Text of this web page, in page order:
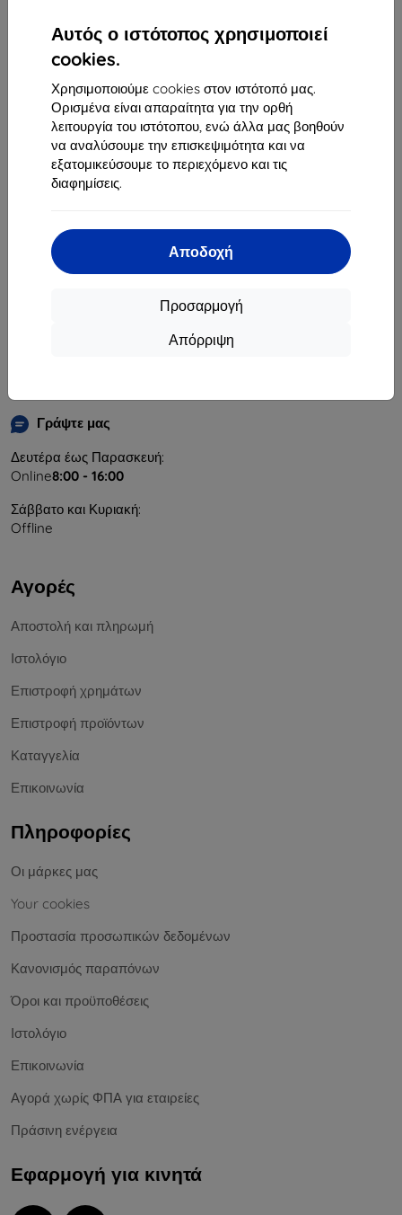
Αυτός ο ιστότοπος χρησιμοποιεί
cookies.
Χρησιμοποιούμε cookies στον ιστότοπό μας.
Ορισμένα είναι απαραίτητα για την ορθή
λειτουργία του ιστότοπου, ενώ άλλα μας βοηθούν
να αναλύσουμε την επισκεψιμότητα και να
εξατομικεύσουμε το περιεχόμενο και τις
διαφημίσεις.
Αποδοχή
Προσαρμογή
Απόρριψη
841 04 Bratislava
Αριθμός Μητρώου Εταιρείας:46701494
Γράψτε μας
Δευτέρα έως Παρασκευή:
Online8:00 - 16:00
Σάββατο και Κυριακή:
Offline
Αγορές
Αποστολή και πληρωμή
Ιστολόγιο
Επιστροφή χρημάτων
Επιστροφή προϊόντων
Καταγγελία
Επικοινωνία
Πληροφορίες
Οι μάρκες μας
Your cookies
Προστασία προσωπικών δεδομένων
Κανονισμός παραπόνων
Όροι και προϋποθέσεις
Ιστολόγιο
Επικοινωνία
Αγορά χωρίς ΦΠΑ για εταιρείες
Πράσινη ενέργεια
Εφαρμογή για κινητά